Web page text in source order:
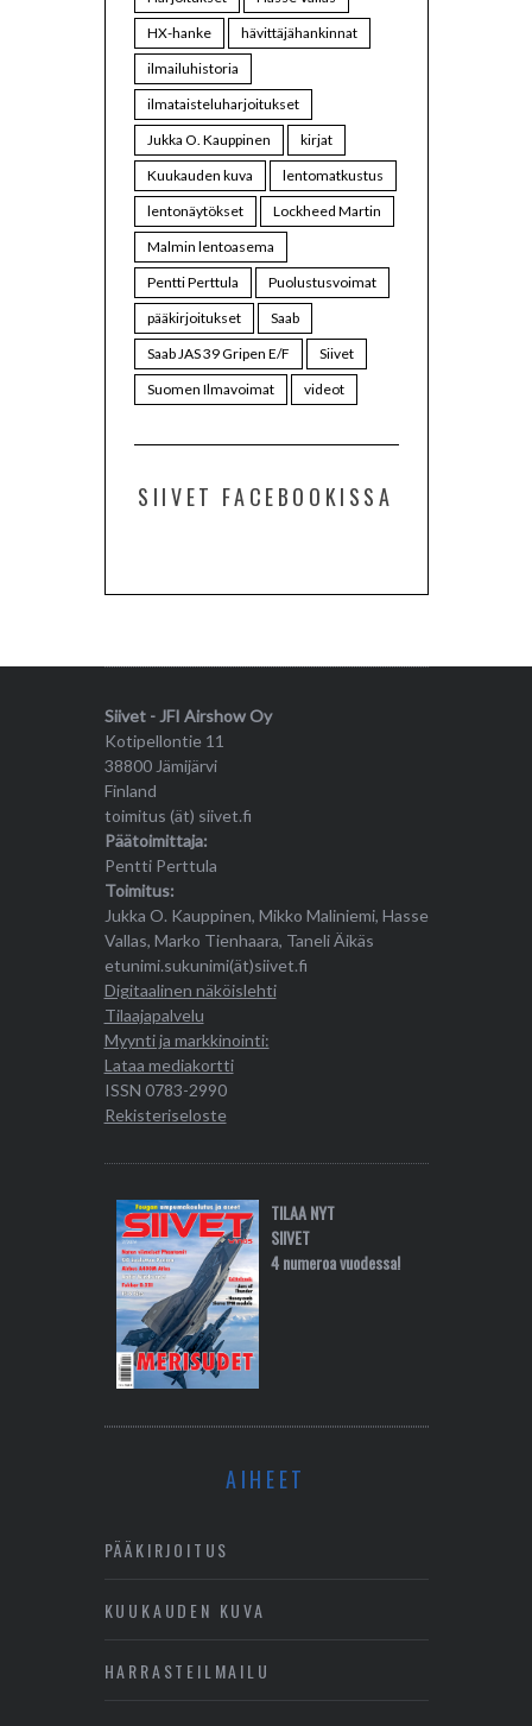
HX-hanke
hävittäjähankinnat
ilmailuhistoria
ilmataisteluharjoitukset
Jukka O. Kauppinen
kirjat
Kuukauden kuva
lentomatkustus
lentonäytökset
Lockheed Martin
Malmin lentoasema
Pentti Perttula
Puolustusvoimat
pääkirjoitukset
Saab
Saab JAS 39 Gripen E/F
Siivet
Suomen Ilmavoimat
videot
SIIVET FACEBOOKISSA
Siivet - JFI Airshow Oy
Kotipellontie 11
38800 Jämijärvi
Finland
toimitus (ät) siivet.fi
Päätoimittaja:
Pentti Perttula
Toimitus:
Jukka O. Kauppinen, Mikko Maliniemi, Hasse
Vallas, Marko Tienhaara, Taneli Äikäs
etunimi.sukunimi(ät)siivet.fi
Digitaalinen näköislehti
Tilaajapalvelu
Myynti ja markkinointi:
Lataa mediakortti
ISSN 0783-2990
Rekisteriseloste
TILAA NYT
SIIVET
4 numeroa vuodessa!
AIHEET
PÄÄKIRJOITUS
KUUKAUDEN KUVA
HARRASTEILMAILU